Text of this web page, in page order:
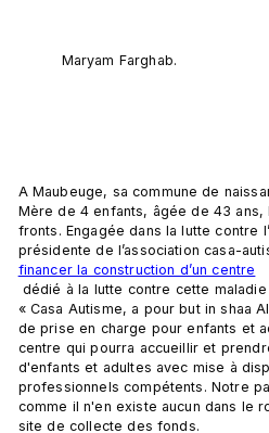
Maryam Farghab.
A Maubeuge, sa commune de
Mère de 4 enfants, âgée de 43 ans,
fronts. Engagée dans la lutte contre
présidente de l’association casa-
financer la construction d’un centre
« Casa Autisme, a pour but in shaa
de prise en charge pour enfants et
centre qui pourra accueillir et
d'enfants et adultes avec mise à
professionnels compétents. Notre
comme il n'en existe aucun dans le
site de collecte des fonds.